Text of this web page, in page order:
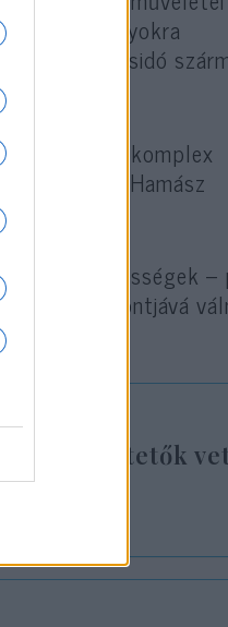
jogi aggályokra
a zsidó
a komplex
vagy a Hamász
hírességek –
célpontjává
párti tüntetők